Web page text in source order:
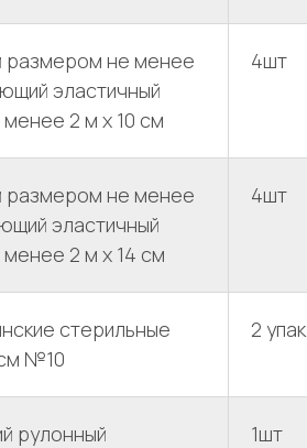
размером не менее
эластичный
2 м х 10 см
4шт
размером не менее
эластичный
2 м х 14 см
4шт
стерильные
№10
2 упак
рулонный
1шт